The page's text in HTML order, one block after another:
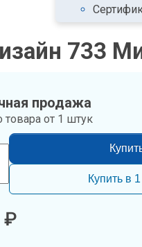
733
продажа
от 1 штук
Купить в
₽